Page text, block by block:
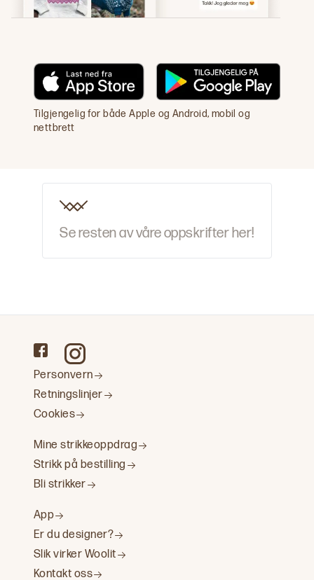
Tilgjengelig for både Apple og Android, mobil og
nettbrett
Se resten av våre oppskrifter her!
App
Er du designer?
Slik virker Woolit
Kontakt oss
Mine strikkeoppdrag
Strikk på bestilling
Bli strikker
Personvern
Retningslinjer
Cookies